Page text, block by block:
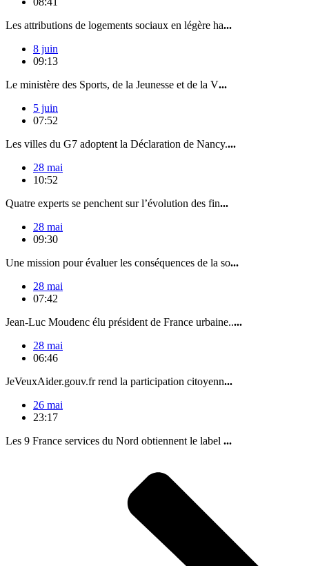
Les attributions de logements sociaux en légère ha...
8 juin
09:13
Le ministère des Sports, de la Jeunesse et de la V...
5 juin
07:52
Les villes du G7 adoptent la Déclaration de Nancy....
28 mai
10:52
Quatre experts se penchent sur l’évolution des fin...
28 mai
09:30
Une mission pour évaluer les conséquences de la so...
28 mai
07:42
Jean-Luc Moudenc élu président de France urbaine.....
28 mai
06:46
JeVeuxAider.gouv.fr rend la participation citoyenn...
26 mai
23:17
Les 9 France services du Nord obtiennent le label ...